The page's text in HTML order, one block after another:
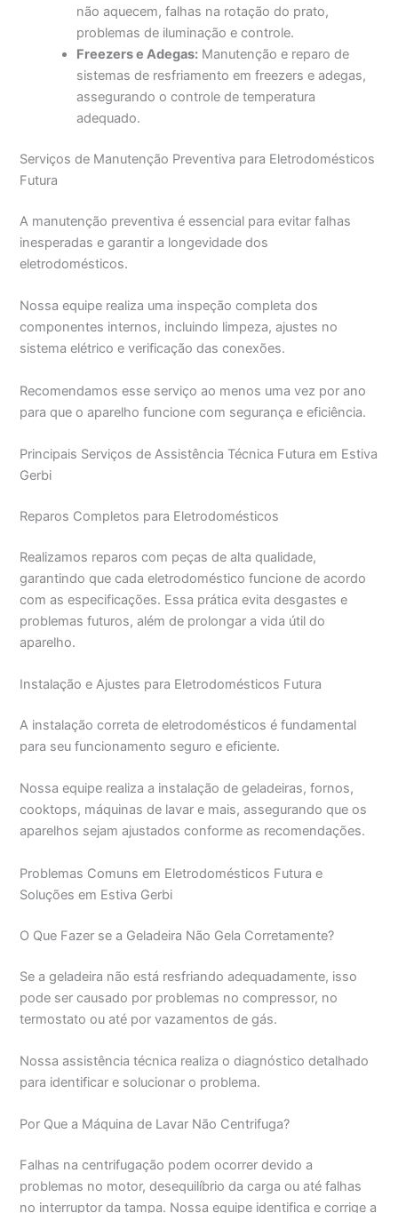
não aquecem, falhas na rotação do prato,
problemas de iluminação e controle.
Freezers e Adegas: Manutenção e reparo de
sistemas de resfriamento em freezers e adegas,
assegurando o controle de temperatura
adequado.
Serviços de Manutenção Preventiva para Eletrodomésticos
Futura
A manutenção preventiva é essencial para evitar falhas
inesperadas e garantir a longevidade dos
eletrodomésticos.
Nossa equipe realiza uma inspeção completa dos
componentes internos, incluindo limpeza, ajustes no
sistema elétrico e verificação das conexões.
Recomendamos esse serviço ao menos uma vez por ano
para que o aparelho funcione com segurança e eficiência.
Principais Serviços de Assistência Técnica Futura em Estiva
Gerbi
Reparos Completos para Eletrodomésticos
Realizamos reparos com peças de alta qualidade,
garantindo que cada eletrodoméstico funcione de acordo
com as especificações. Essa prática evita desgastes e
problemas futuros, além de prolongar a vida útil do
aparelho.
Instalação e Ajustes para Eletrodomésticos Futura
A instalação correta de eletrodomésticos é fundamental
para seu funcionamento seguro e eficiente.
Nossa equipe realiza a instalação de geladeiras, fornos,
cooktops, máquinas de lavar e mais, assegurando que os
aparelhos sejam ajustados conforme as recomendações.
Problemas Comuns em Eletrodomésticos Futura e
Soluções em Estiva Gerbi
O Que Fazer se a Geladeira Não Gela Corretamente?
Se a geladeira não está resfriando adequadamente, isso
pode ser causado por problemas no compressor, no
termostato ou até por vazamentos de gás.
Nossa assistência técnica realiza o diagnóstico detalhado
para identificar e solucionar o problema.
Por Que a Máquina de Lavar Não Centrifuga?
Falhas na centrifugação podem ocorrer devido a
problemas no motor, desequilíbrio da carga ou até falhas
no interruptor da tampa. Nossa equipe identifica e corrige a